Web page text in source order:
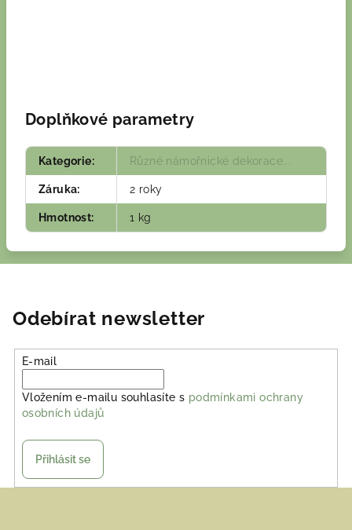
Doplňkové parametry
Kategorie: Různé námořnické dekorace...
Záruka: 2 roky
Hmotnost: 1 kg
Odebírat newsletter
E-mail
Vložením e-mailu souhlasíte s podmínkami ochrany
osobních údajů
Přihlásit se